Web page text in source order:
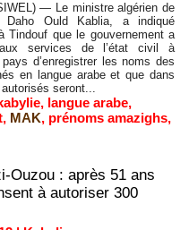
— Le ministre algérien de
Daho Ould Kablia, a indiqué
Tindouf que le gouvernement a
services de l’état civil à
d’enregistrer les noms des
en langue arabe et que dans
seront...
, langue arabe,
, MAK, prénoms amazighs,
Ouzou : après 51 ans
à autoriser 300